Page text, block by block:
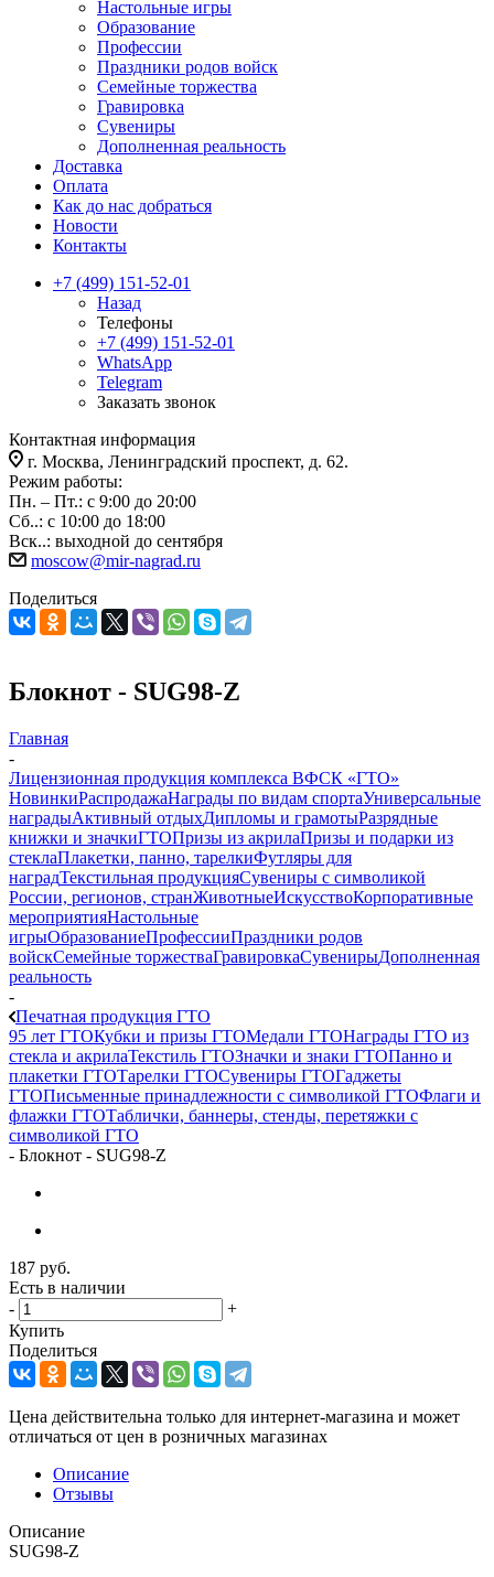
Настольные игры
Образование
Профессии
Праздники родов войск
Семейные торжества
Гравировка
Сувениры
Дополненная реальность
Доставка
Оплата
Как до нас добраться
Новости
Контакты
+7 (499) 151-52-01
Назад
Телефоны
+7 (499) 151-52-01
WhatsApp
Telegram
Заказать звонок
Контактная информация
г. Москва, Ленинградский проспект, д. 62.
Режим работы:
Пн. – Пт.: с 9:00 до 20:00
Сб..: с 10:00 до 18:00
Вск..: выходной до сентября
moscow@mir-nagrad.ru
Поделиться
Блокнот - SUG98-Z
Главная
-
Лицензионная продукция комплекса ВФСК «ГТО»
НовинкиРаспродажаНаграды по видам спортаУниверсальные
наградыАктивный отдыхДипломы и грамотыРазрядные
книжки и значкиГТОПризы из акрилаПризы и подарки из
стеклаПлакетки, панно, тарелкиФутляры для
наградТекстильная продукцияСувениры с символикой
России, регионов, странЖивотныеИскусствоКорпоративные
мероприятияНастольные
игрыОбразованиеПрофессииПраздники родов
войскСемейные торжестваГравировкаСувенирыДополненная
реальность
-
Печатная продукция ГТО
95 лет ГТОКубки и призы ГТОМедали ГТОНаграды ГТО из
стекла и акрилаТекстиль ГТОЗначки и знаки ГТОПанно и
плакетки ГТОТарелки ГТОСувениры ГТОГаджеты
ГТОПисьменные принадлежности с символикой ГТОФлаги и
флажки ГТОТаблички, баннеры, стенды, перетяжки с
символикой ГТО
- Блокнот - SUG98-Z
187 руб.
Есть в наличии
-
+
Купить
Поделиться
Цена действительна только для интернет-магазина и может
отличаться от цен в розничных магазинах
Описание
Отзывы
Описание
SUG98-Z